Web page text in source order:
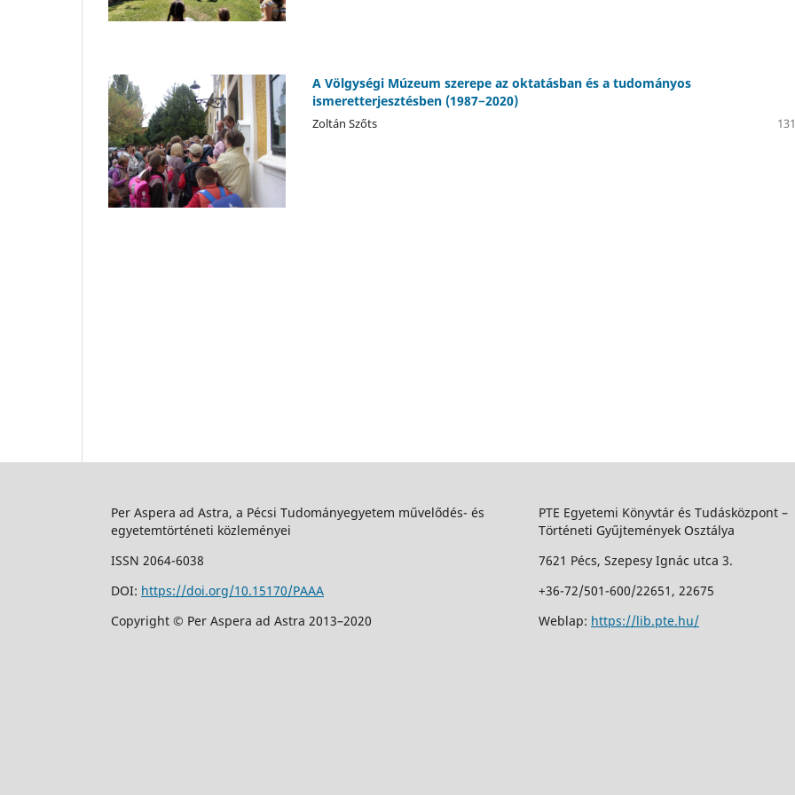
A Völgységi Múzeum szerepe az oktatásban és a tudományos
ismeretterjesztésben (1987−2020)
Zoltán Szőts
Per Aspera ad Astra, a Pécsi Tudományegyetem művelődés- és
egyetemtörténeti közleményei
ISSN 2064-6038
DOI: https://doi.org/10.15170/PAAA
Copyright © Per Aspera ad Astra 2013–2020
PTE Egyetemi Könyvtár és Tudásközpont –
Történeti Gyűjtemények Osztálya
7621 Pécs, Szepesy Ignác utca 3.
+36-72/501-600/22651, 22675
Weblap: https://lib.pte.hu/